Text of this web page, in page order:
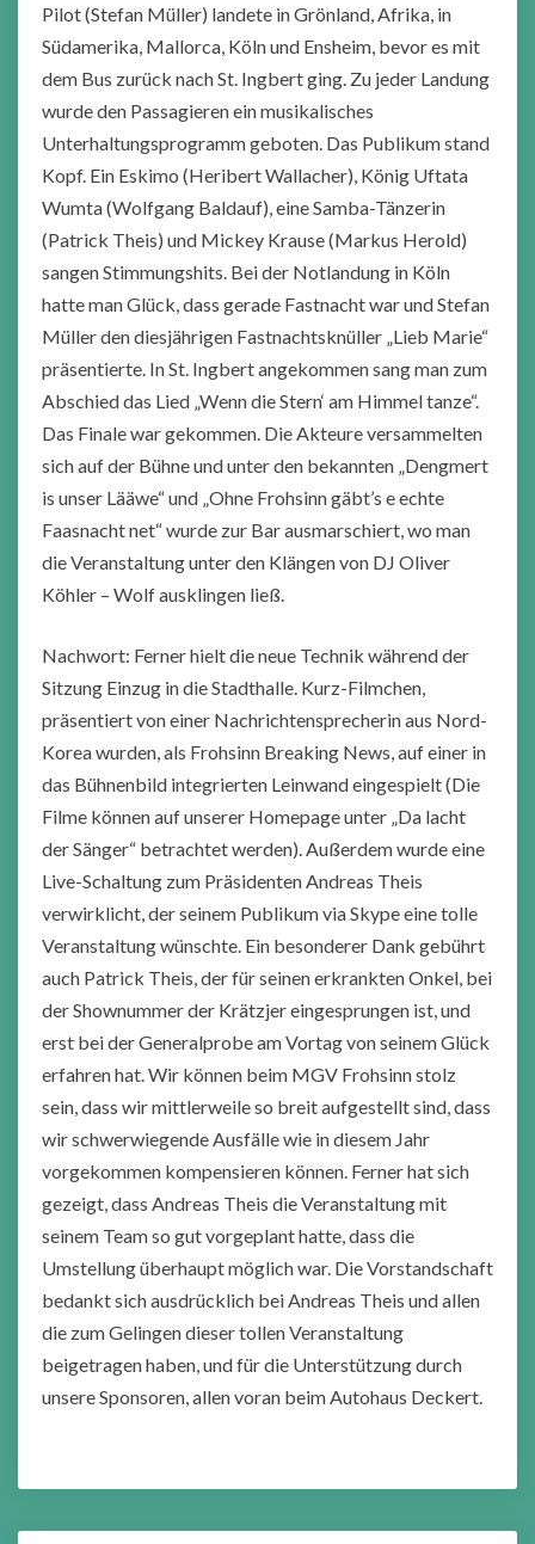
Pilot (Stefan Müller) landete in Grönland, Afrika, in
Südamerika, Mallorca, Köln und Ensheim, bevor es mit
dem Bus zurück nach St. Ingbert ging. Zu jeder Landung
wurde den Passagieren ein musikalisches
Unterhaltungsprogramm geboten. Das Publikum stand
Kopf. Ein Eskimo (Heribert Wallacher), König Uftata
Wumta (Wolfgang Baldauf), eine Samba-Tänzerin
(Patrick Theis) und Mickey Krause (Markus Herold)
sangen Stimmungshits. Bei der Notlandung in Köln
hatte man Glück, dass gerade Fastnacht war und Stefan
Müller den diesjährigen Fastnachtsknüller „Lieb Marie“
präsentierte. In St. Ingbert angekommen sang man zum
Abschied das Lied „Wenn die Stern‘ am Himmel tanze“.
Das Finale war gekommen. Die Akteure versammelten
sich auf der Bühne und unter den bekannten „Dengmert
is unser Lääwe“ und „Ohne Frohsinn gäbt’s e echte
Faasnacht net“ wurde zur Bar ausmarschiert, wo man
die Veranstaltung unter den Klängen von DJ Oliver
Köhler – Wolf ausklingen ließ.
Nachwort: Ferner hielt die neue Technik während der
Sitzung Einzug in die Stadthalle. Kurz-Filmchen,
präsentiert von einer Nachrichtensprecherin aus Nord-
Korea wurden, als Frohsinn Breaking News, auf einer in
das Bühnenbild integrierten Leinwand eingespielt (Die
Filme können auf unserer Homepage unter „Da lacht
der Sänger“ betrachtet werden). Außerdem wurde eine
Live-Schaltung zum Präsidenten Andreas Theis
verwirklicht, der seinem Publikum via Skype eine tolle
Veranstaltung wünschte. Ein besonderer Dank gebührt
auch Patrick Theis, der für seinen erkrankten Onkel, bei
der Shownummer der Krätzjer eingesprungen ist, und
erst bei der Generalprobe am Vortag von seinem Glück
erfahren hat. Wir können beim MGV Frohsinn stolz
sein, dass wir mittlerweile so breit aufgestellt sind, dass
wir schwerwiegende Ausfälle wie in diesem Jahr
vorgekommen kompensieren können. Ferner hat sich
gezeigt, dass Andreas Theis die Veranstaltung mit
seinem Team so gut vorgeplant hatte, dass die
Umstellung überhaupt möglich war. Die Vorstandschaft
bedankt sich ausdrücklich bei Andreas Theis und allen
die zum Gelingen dieser tollen Veranstaltung
beigetragen haben, und für die Unterstützung durch
unsere Sponsoren, allen voran beim Autohaus Deckert.